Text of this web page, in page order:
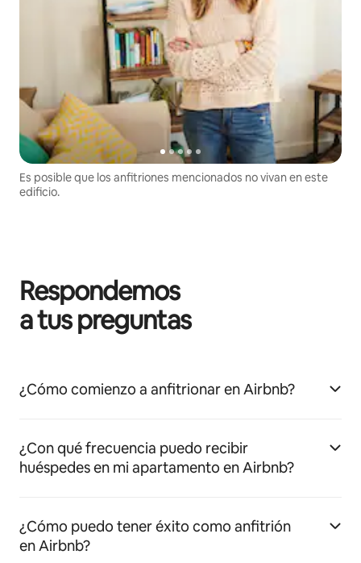
Es posible que los anfitriones mencionados no vivan en este
edificio.
Respondemos
a tus preguntas
¿Cómo comienzo a anfitrionar en Airbnb?
¿Con qué frecuencia puedo recibir
huéspedes en mi apartamento en Airbnb?
¿Cómo puedo tener éxito como anfitrión
en Airbnb?